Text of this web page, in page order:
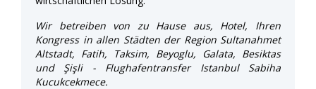
Wir betreiben von zu Hause aus, Hotel, Ihren
Kongress in allen Städten der Region Sultanahmet
Altstadt, Fatih, Taksim, Beyoglu, Galata, Besiktas
und Şişli - Flughafentransfer Istanbul Sabiha
Kucukcekmece.